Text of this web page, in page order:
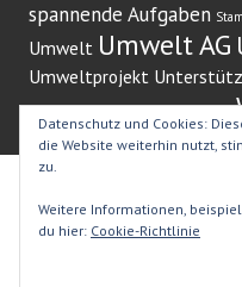
spannende Aufgaben
Umwelt Umwelt AG
Umweltprojekt
Stolz präsentiert von
WordPress.com.
Datenschutz und Cookies:
die Website weiterhin nutzt,
zu.
Weitere Informationen,
du hier: Cookie-Richtlinie